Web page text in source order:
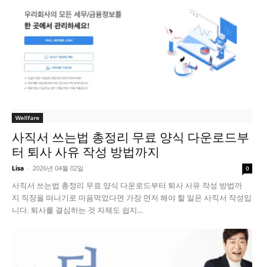
Wellfare
사직서 쓰는법 총정리 무료 양식 다운로드부
터 퇴사 사유 작성 방법까지
Lisa - 2026년 04월 02일 0
사직서 쓰는법 총정리 무료 양식 다운로드부터 퇴사 사유 작성 방법까
지 직장을 떠나기로 마음먹었다면 가장 먼저 해야 할 일은 사직서 작성입
니다. 퇴사를 결심하는 것 자체도 쉽지...